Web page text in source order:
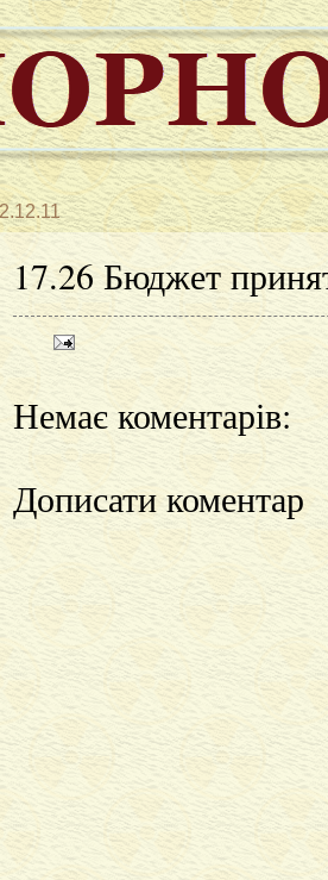
17.26 Бюджет
Немає коментарів:
Дописати коментар